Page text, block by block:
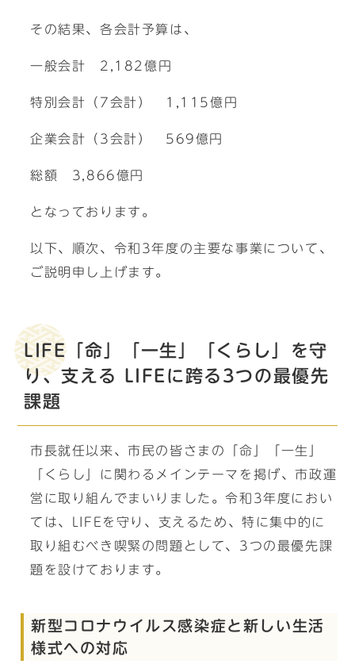
その結果、各会計予算は、
一般会計 2,182億円
特別会計（7会計） 1,115億円
企業会計（3会計） 569億円
総額 3,866億円
となっております。
以下、順次、令和3年度の主要な事業について、
ご説明申し上げます。
LIFE「命」「一生」「くらし」を守
り、支える LIFEに跨る3つの最優先
課題
市長就任以来、市民の皆さまの「命」「一生」
「くらし」に関わるメインテーマを掲げ、市政運
営に取り組んでまいりました。令和3年度におい
ては、LIFEを守り、支えるため、特に集中的に
取り組むべき喫緊の問題として、3つの最優先課
題を設けております。
新型コロナウイルス感染症と新しい生活
様式への対応